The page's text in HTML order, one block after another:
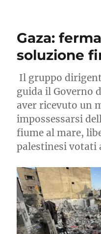
Gaza:
soluzione
Il gruppo
guida il Governo
aver ricevuto un
impossessarsi
fiume al mare,
palestinesi votati